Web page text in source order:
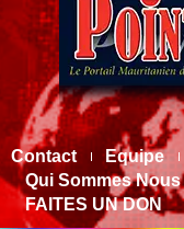
Contact Equipe
Qui Sommes Nous
FAITES UN DON